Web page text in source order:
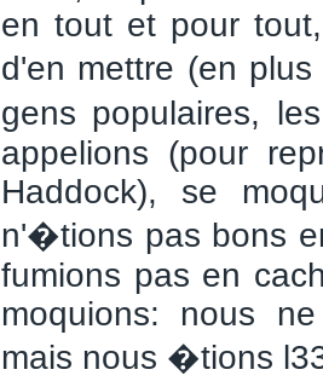
en tout et pour
d'en mettre (en
gens populaires,
appelions (pour
Haddock), se
n'�tions pas bons
fumions pas en
moquions: nous
mais nous �tions